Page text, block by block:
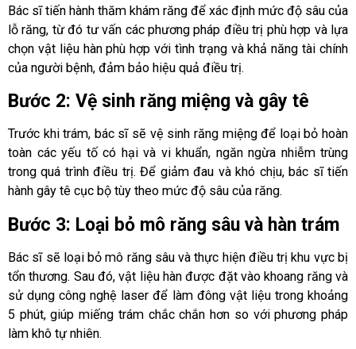
Bác sĩ tiến hành thăm khám răng để xác định mức độ sâu của
lỗ răng, từ đó tư vấn các phương pháp điều trị phù hợp và lựa
chọn vật liệu hàn phù hợp với tình trạng và khả năng tài chính
của người bệnh, đảm bảo hiệu quả điều trị.
Bước 2: Vệ sinh răng miệng và gây tê
Trước khi trám, bác sĩ sẽ vệ sinh răng miệng để loại bỏ hoàn
toàn các yếu tố có hại và vi khuẩn, ngăn ngừa nhiễm trùng
trong quá trình điều trị. Để giảm đau và khó chịu, bác sĩ tiến
hành gây tê cục bộ tùy theo mức độ sâu của răng.
Bước 3: Loại bỏ mô răng sâu và hàn trám
Bác sĩ sẽ loại bỏ mô răng sâu và thực hiện điều trị khu vực bị
tổn thương. Sau đó, vật liệu hàn được đặt vào khoang răng và
sử dụng công nghệ laser để làm đông vật liệu trong khoảng
5 phút, giúp miếng trám chắc chắn hơn so với phương pháp
làm khô tự nhiên.